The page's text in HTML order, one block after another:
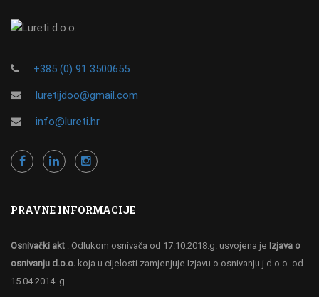
+385 (0) 91 3500655
luretijdoo@gmail.com
info@lureti.hr
PRAVNE INFORMACIJE
Osnivački akt : Odlukom osnivača od 17.10.2018.g. usvojena je Izjava o
osnivanju d.o.o. koja u cijelosti zamjenjuje Izjavu o osnivanju j.d.o.o. od
15.04.2014. g.